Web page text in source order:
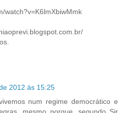
watch?v=K6lmXbiwMmk
2012 às 15:25
num regime democrático e
mesmo porque, segundo Sir